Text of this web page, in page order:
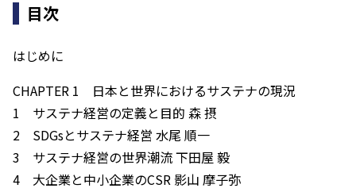
目次
はじめに
CHAPTER 1 日本と世界におけるサステナの現況
1 サステナ経営の定義と目的 森 摂
2 SDGsとサステナ経営 水尾 順一
3 サステナ経営の世界潮流 下田屋 毅
4 大企業と中小企業のCSR 影山 摩子弥